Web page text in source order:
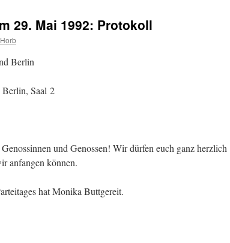
29. Mai 1992: Protokoll
Berlin
Saal 2
und Genossen! Wir dürfen euch ganz herzlich
anfangen können.
hat Monika Buttgereit.